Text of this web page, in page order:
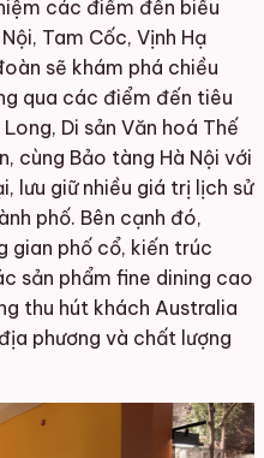
các điểm đến biểu
Tam Cốc, Vịnh Hạ
sẽ khám phá chiều
qua các điểm đến tiêu
Di sản Văn hoá Thế
cùng Bảo tàng Hà Nội với
lưu giữ nhiều giá trị lịch sử
phố. Bên cạnh đó,
gian phố cổ, kiến trúc
sản phẩm fine dining cao
thu hút khách Australia
phương và chất lượng